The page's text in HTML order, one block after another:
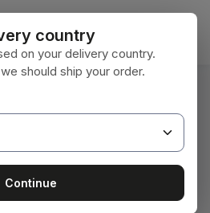
country
on your delivery country.
should ship your order.
Continue